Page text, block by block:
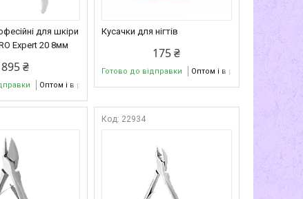
для шкіри
Expert 20 8мм
895 ₴
Оптом і в роздріб
Кусачки для нігтів
175 ₴
Готово до відправки Оптом і в роздріб
22934